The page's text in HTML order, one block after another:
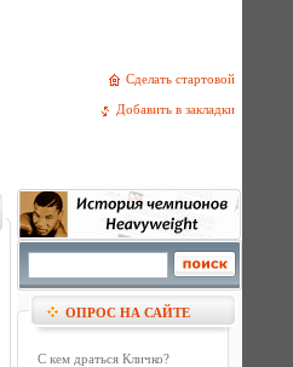
Сделать стартовой
Добавить в закладки
ОПРОС НА САЙТЕ
С кем драться Кличко?